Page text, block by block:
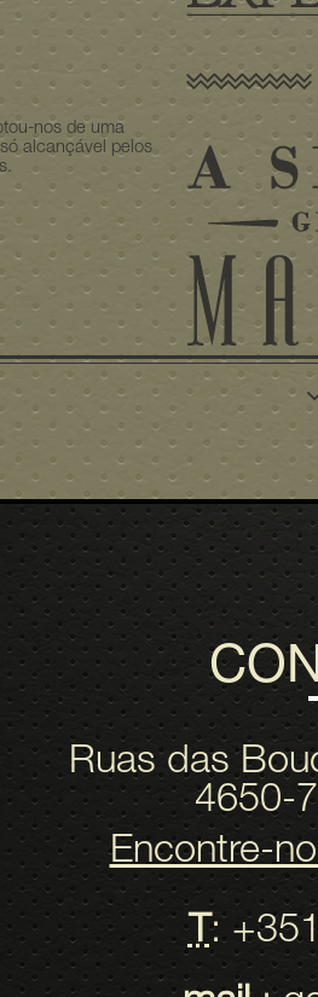
nos de uma
alcançável pelos
Ruas das
4650-
Encontre-
T: